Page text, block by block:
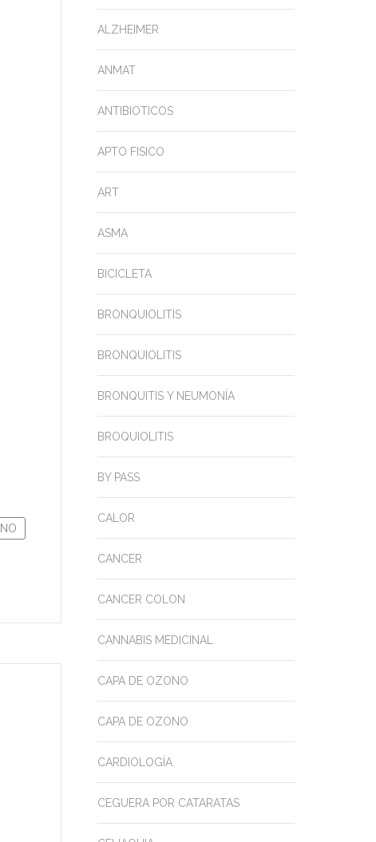
ALZHEIMER
ANMAT
ANTIBIOTICOS
APTO FISICO
ART
ASMA
BICICLETA
BRONQUIOLITIS
BRONQUIOLITIS
BRONQUITIS Y NEUMONÍA
BROQUIOLITIS
BY PASS
CALOR
CANCER
CANCER COLON
CANNABIS MEDICINAL
CAPA DE OZONO
CAPA DE OZONO
CARDIOLOGÍA
CEGUERA POR CATARATAS